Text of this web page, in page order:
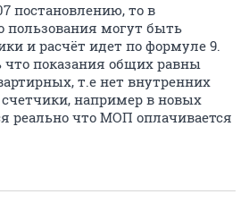
постановлению, то в
могут быть
и расчёт идет по формуле 9.
показания общих равны
т.е нет внутренних
счетчики, например в новых
реально что МОП оплачивается